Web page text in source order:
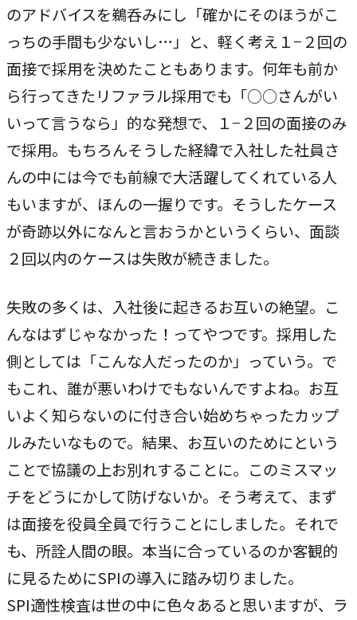
のアドバイスを鵜呑みにし「確かにそのほうがこ
っちの手間も少ないし…」と、軽く考え１−２回の
面接で採用を決めたこともあります。何年も前か
ら行ってきたリファラル採用でも「○○さんがい
いって言うなら」的な発想で、１−２回の面接のみ
で採用。もちろんそうした経緯で入社した社員さ
んの中には今でも前線で大活躍してくれている人
もいますが、ほんの一握りです。そうしたケース
が奇跡以外になんと言おうかというくらい、面談
２回以内のケースは失敗が続きました。
失敗の多くは、入社後に起きるお互いの絶望。こ
んなはずじゃなかった！ってやつです。採用した
側としては「こんな人だったのか」っていう。で
もこれ、誰が悪いわけでもないんですよね。お互
いよく知らないのに付き合い始めちゃったカップ
ルみたいなもので。結果、お互いのためにという
ことで協議の上お別れすることに。このミスマッ
チをどうにかして防げないか。そう考えて、まず
は面接を役員全員で行うことにしました。それで
も、所詮人間の眼。本当に合っているのか客観的
に見るためにSPIの導入に踏み切りました。
SPI適性検査は世の中に色々あると思いますが、ラ